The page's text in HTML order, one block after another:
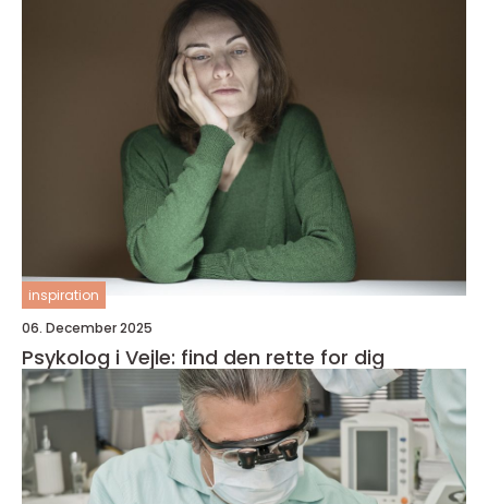
inspiration
06. December 2025
Psykolog i Vejle: find den rette for dig